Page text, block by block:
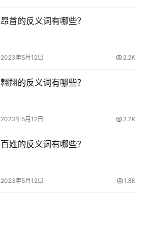
昂首的反义词有哪些？
2023年5月12日 2.2K
翱翔的反义词有哪些？
2023年5月12日 2.2K
百姓的反义词有哪些？
2023年5月12日 1.8K